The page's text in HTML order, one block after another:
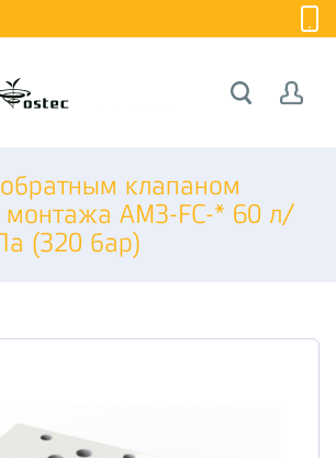
клапаном
монтажа АМ3-FС-* 60 л/
(320 бар)